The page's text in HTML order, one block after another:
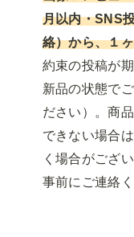
月以内・SNS
絡）から、１
約束の投稿が
新品の状態で
ださい）。商
できない場合
く場合がござ
事前にご連絡く